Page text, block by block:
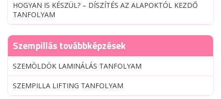
HOGYAN IS KÉSZÜL? – DÍSZÍTÉS AZ ALAPOKTÓL KEZDŐ
TANFOLYAM
Szempillás továbbképzések
SZEMÖLDÖK LAMINÁLÁS TANFOLYAM
SZEMPILLA LIFTING TANFOLYAM